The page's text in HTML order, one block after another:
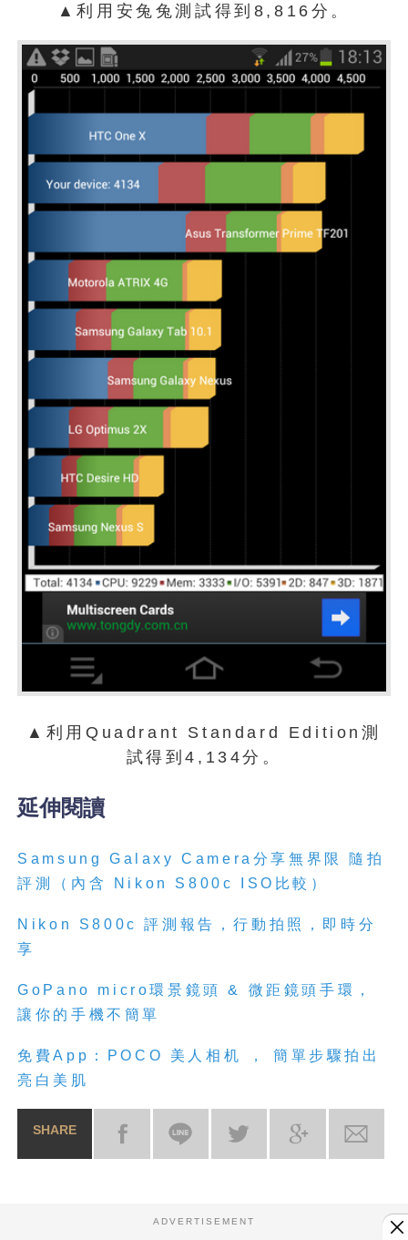
▲利用安兔兔測試得到8,816分。
▲利用Quadrant Standard Edition測
試得到4,134分。
延伸閱讀
Samsung Galaxy Camera分享無界限 隨拍
評測（內含 Nikon S800c ISO比較）
Nikon S800c 評測報告，行動拍照，即時分
享
GoPano micro環景鏡頭 & 微距鏡頭手環，
讓你的手機不簡單
免費App：POCO 美人相机 ， 簡單步驟拍出
亮白美肌
SHARE
ADVERTISEMENT